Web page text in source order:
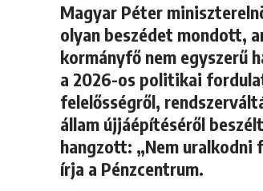
Magyar Péter
olyan beszédet mondott,
kormányfő nem egyszerű
a 2026-os politikai
felelősségről,
állam újjáépítéséről
hangzott: „Nem uralkodni
írja a Pénzcentrum.